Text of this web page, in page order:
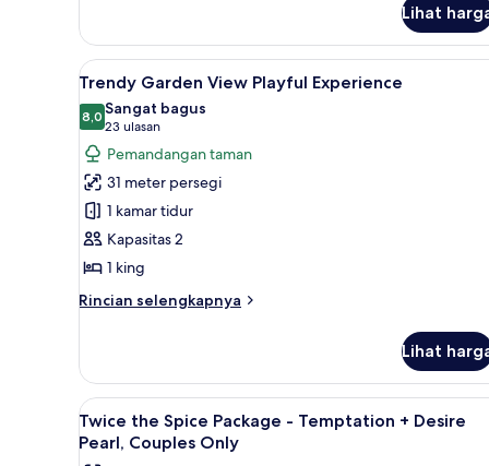
Lihat
Lihat
semua
foto
untuk
Trendy
Garden
View
Playful
Experience
Seprai antialergi, minibar,
7
Trendy Garden View Playful Experience
8,08,0 dari 10
Sangat bagus
23 ulasan
(23
ulasan)
Pemandangan taman
31 meter persegi
1 kamar tidur
Kapasitas 2
1 king
Rincian selengkapnya
Rincian
Trendy
Garden
View
Playful
Experience
Lihat
Lihat
semua
foto
Seprai antialergi, minibar,
5
Twice the Spice Package - Temptation + Desire
Pearl, Couples Only